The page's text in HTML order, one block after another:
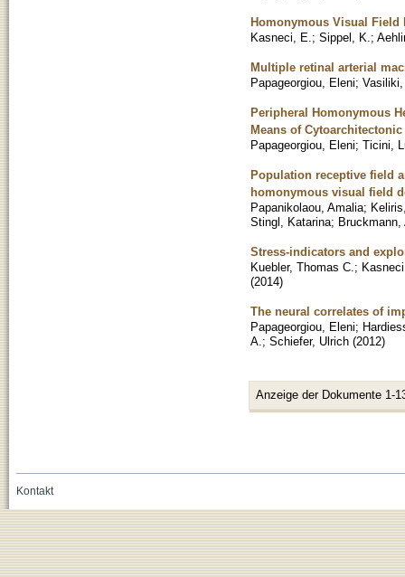
Homonymous Visual Field
Kasneci, E. ; Sippel, K. ;
Multiple retinal arterial
Papageorgiou, Eleni;
Peripheral Homonymous
Means of
Papageorgiou, Eleni; Ticini,
Population receptive field
homonymous visual field
Papanikolaou, Amalia;
Stingl, Katarina; Bruckmann,
Stress-indicators and
Kuebler, Thomas C. ;
(2014)
The neural correlates of
Papageorgiou, Eleni;
A. ; Schiefer, Ulrich (2012)
Anzeige der Dokumente 1-
Kontakt